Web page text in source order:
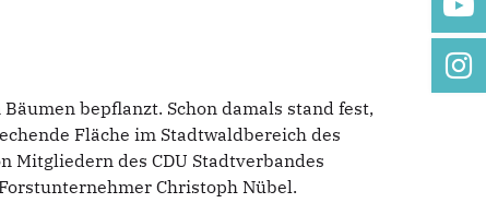
bepflanzt. Schon damals stand fest,
Fläche im Stadtwaldbereich des
Mitgliedern des CDU Stadtverbandes
Christoph Nübel.